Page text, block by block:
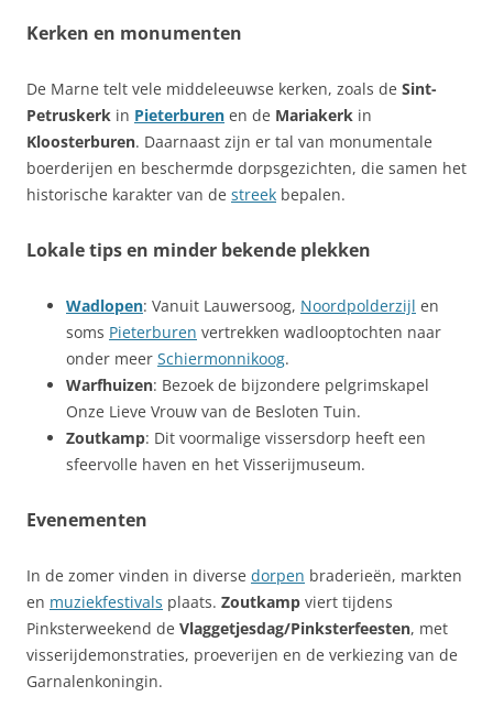
Kerken en monumenten
De Marne telt vele middeleeuwse kerken, zoals de Sint-
Petruskerk in Pieterburen en de Mariakerk in
Kloosterburen. Daarnaast zijn er tal van monumentale
boerderijen en beschermde dorpsgezichten, die samen het
historische karakter van de streek bepalen.
Lokale tips en minder bekende plekken
Wadlopen: Vanuit Lauwersoog, Noordpolderzijl en
soms Pieterburen vertrekken wadlooptochten naar
onder meer Schiermonnikoog.
Warfhuizen: Bezoek de bijzondere pelgrimskapel
Onze Lieve Vrouw van de Besloten Tuin.
Zoutkamp: Dit voormalige vissersdorp heeft een
sfeervolle haven en het Visserijmuseum.
Evenementen
In de zomer vinden in diverse dorpen braderieën, markten
en muziekfestivals plaats. Zoutkamp viert tijdens
Pinksterweekend de Vlaggetjesdag/Pinksterfeesten, met
visserijdemonstraties, proeverijen en de verkiezing van de
Garnalenkoningin.